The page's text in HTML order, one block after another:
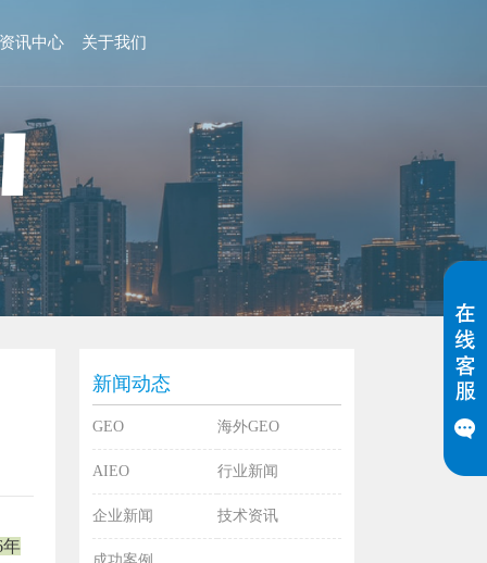
资讯中心 关于我们
年
新闻动态
GEO 海外GEO
AIEO 行业新闻
企业新闻 技术资讯